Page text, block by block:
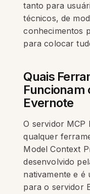
tanto para
técnicos, de
conhecimentos
para colocar
Quais
Funcionam
Evernote
O servidor MCP
qualquer
Model Context
desenvolvido
nativamente e é
para o servidor